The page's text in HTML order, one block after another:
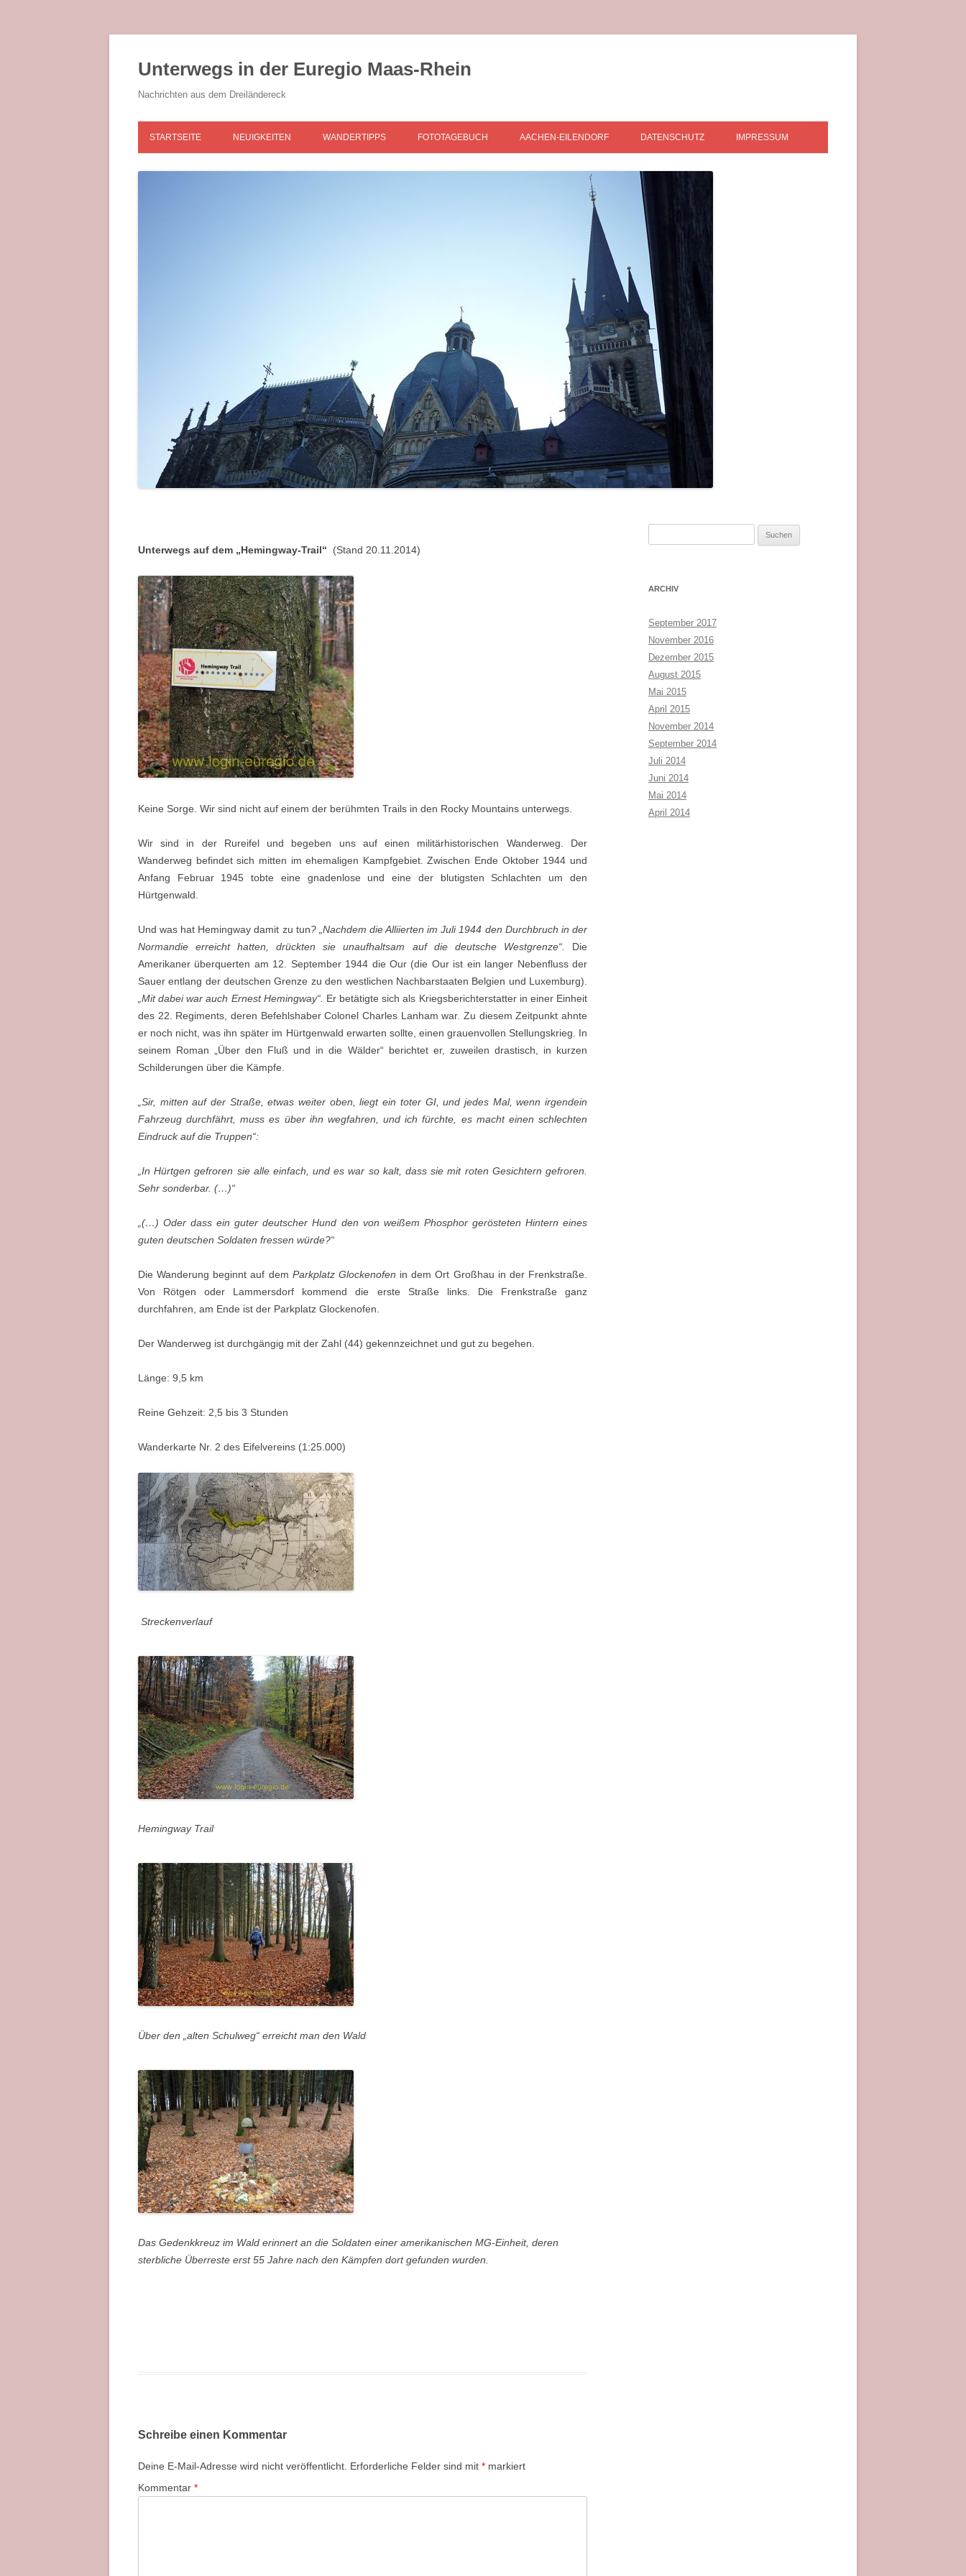
Unterwegs in der Euregio Maas-Rhein
Nachrichten aus dem Dreiländereck
STARTSEITE NEUIGKEITEN WANDERTIPPS FOTOTAGEBUCH AACHEN-EILENDORF DATENSCHUTZ IMPRESSUM
Unterwegs auf dem „Hemingway-Trail“ (Stand 20.11.2014)
Keine Sorge. Wir sind nicht auf einem der berühmten Trails in den Rocky Mountains unterwegs.
Wir sind in der Rureifel und begeben uns auf einen militärhistorischen Wanderweg. Der
Wanderweg befindet sich mitten im ehemaligen Kampfgebiet. Zwischen Ende Oktober 1944 und
Anfang Februar 1945 tobte eine gnadenlose und eine der blutigsten Schlachten um den
Hürtgenwald.
Und was hat Hemingway damit zu tun? „Nachdem die Alliierten im Juli 1944 den Durchbruch in der
Normandie erreicht hatten, drückten sie unaufhaltsam auf die deutsche Westgrenze“.
Die
Amerikaner überquerten am 12. September 1944 die Our (die Our ist ein langer Nebenfluss der
Sauer entlang der deutschen Grenze zu den westlichen Nachbarstaaten Belgien und Luxemburg).
„Mit dabei war auch Ernest Hemingway“. Er betätigte sich als Kriegsberichterstatter in einer Einheit
des 22. Regiments, deren Befehlshaber Colonel Charles Lanham war. Zu diesem Zeitpunkt ahnte
er noch nicht, was ihn später im Hürtgenwald erwarten sollte, einen grauenvollen Stellungskrieg. In
seinem Roman „Über den Fluß und in die Wälder“ berichtet er, zuweilen drastisch, in kurzen
Schilderungen über die Kämpfe.
„Sir, mitten auf der Straße, etwas weiter oben, liegt ein toter GI, und jedes Mal, wenn irgendein
Fahrzeug durchfährt, muss es über ihn wegfahren, und ich fürchte, es macht einen schlechten
Eindruck auf die Truppen“:
„In Hürtgen gefroren sie alle einfach, und es war so kalt, dass sie mit roten Gesichtern gefroren.
Sehr sonderbar. (…)“
„(…) Oder dass ein guter deutscher Hund den von weißem Phosphor gerösteten Hintern eines
guten deutschen Soldaten fressen würde?“
Die Wanderung beginnt auf dem Parkplatz Glockenofen in dem Ort Großhau in der Frenkstraße.
Von Rötgen oder Lammersdorf kommend die erste Straße links. Die Frenkstraße ganz
durchfahren, am Ende ist der Parkplatz Glockenofen.
Der Wanderweg ist durchgängig mit der Zahl (44) gekennzeichnet und gut zu begehen.
Länge: 9,5 km
Reine Gehzeit: 2,5 bis 3 Stunden
Wanderkarte Nr. 2 des Eifelvereins (1:25.000)
Streckenverlauf
Hemingway Trail
Über den „alten Schulweg“ erreicht man den Wald
Das Gedenkkreuz im Wald erinnert an die Soldaten einer amerikanischen MG-Einheit, deren
sterbliche Überreste erst 55 Jahre nach den Kämpfen dort gefunden wurden.
Schreibe einen Kommentar
Deine E-Mail-Adresse wird nicht veröffentlicht. Erforderliche Felder sind mit * markiert
Kommentar *
ARCHIV
September 2017
November 2016
Dezember 2015
August 2015
Mai 2015
April 2015
November 2014
September 2014
Juli 2014
Juni 2014
Mai 2014
April 2014